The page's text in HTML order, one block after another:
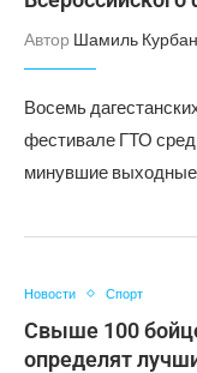
Автор Шамиль
Восемь
фестивале ГТО
минувшие
Новости Спорт
Свыше 100
определят